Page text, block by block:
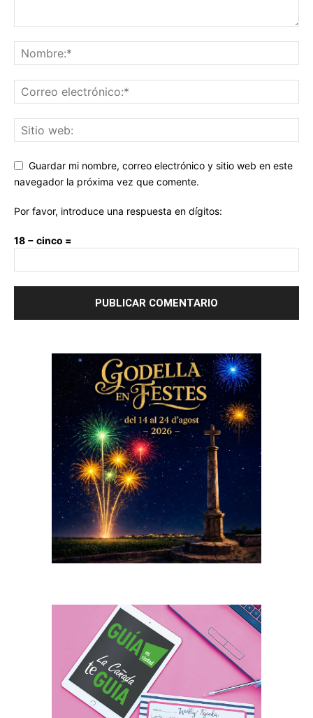
Guardar mi nombre, correo electrónico y sitio web en este
navegador la próxima vez que comente.
Por favor, introduce una respuesta en dígitos:
18 − cinco =